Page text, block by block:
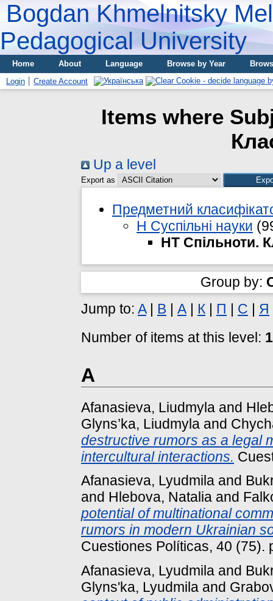
Bogdan Khmelnitsky
Pedagogical University
Home About Language Browse by Year
Login
Create Account
Items where
Up a level
Export as
Предметний
H Суспільні науки
HT Спільноти.
Group by:
Jump to: A| B А| К П С
Я
Number of items at this level:
A
Afanasieva, Liudmyla and
Glyns’ka, Liudmyla and
destructive rumors as a legal
intercultural interactions.
Afanasieva, Lyudmila and
and Hlebova, Natalia and
potential of multinational
rumors in modern Ukrainian
Cuestiones Políticas, 40 (75).
Afanasieva, Lyudmila and
Glyns'ka, Lyudmila and